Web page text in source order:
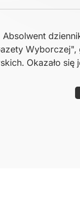
Absolwent
Wyborczej",
Okazało